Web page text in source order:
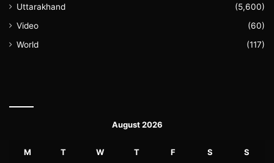
Uttarakhand
(5,600)
Video
(60)
World
(117)
August 2026
M T W T F S S